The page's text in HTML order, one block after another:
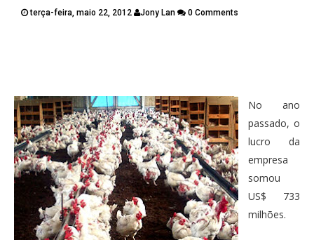
terça-feira, maio 22, 2012 Jony Lan 0 Comments
No ano
passado, o
lucro da
empresa
somou
US$ 733
milhões.